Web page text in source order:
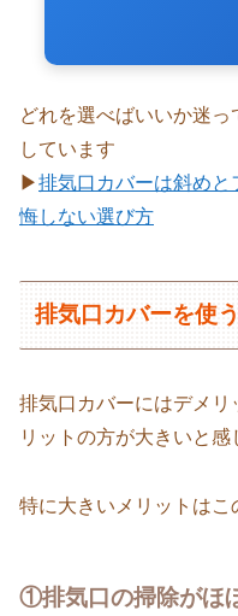
どれを選べばいいか迷
しています
▶排気口カバーは斜めと
悔しない選び方
排気口カバーを使
排気口カバーにはデメリ
リットの方が大きいと感
特に大きいメリットはこ
①排気口の掃除がほ